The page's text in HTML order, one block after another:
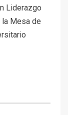
Liderazgo
Mesa de